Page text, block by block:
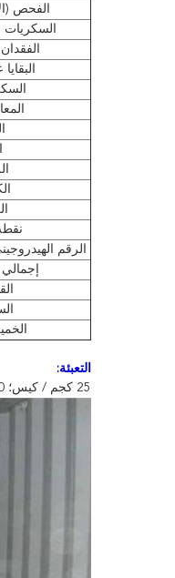
الفحص
السكريات
الرقم
التعبئة:
25 كجم / كيس؛ 1000 كجم / منصة نقالة؛ حوالي 20 طن متري / 20 &rsquo؛ gp